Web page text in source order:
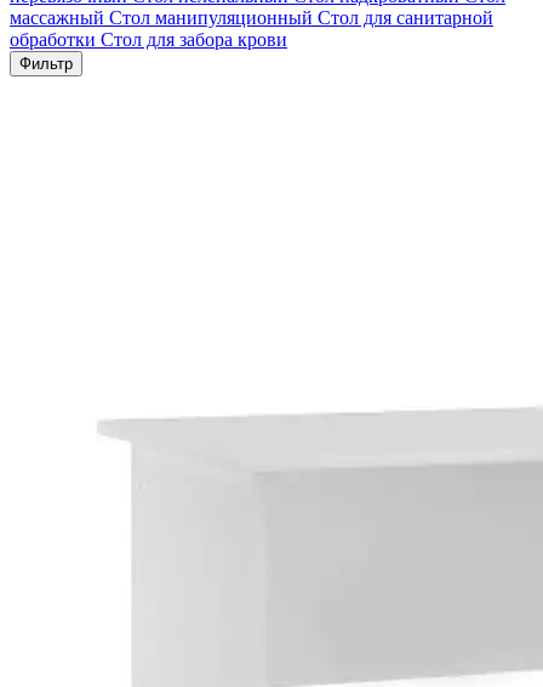
массажный Стол манипуляционный Стол для санитарной
обработки Стол для забора крови
Фильтр